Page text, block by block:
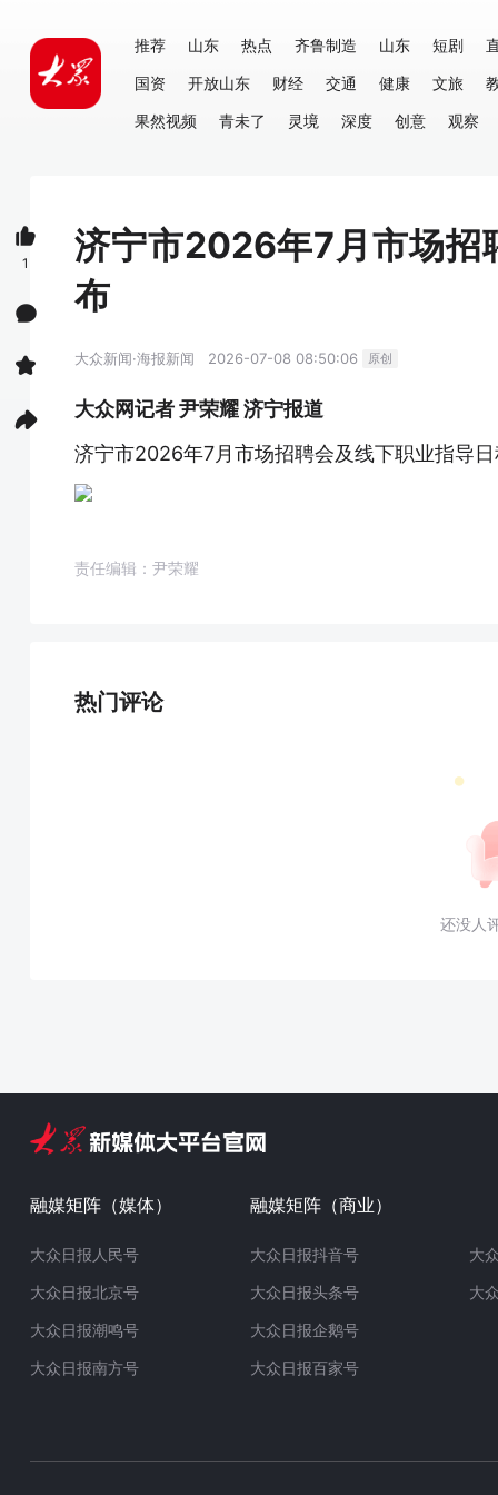
推荐 山东 热点 齐鲁制造 山东 短剧
国资
开放山东 财经 交通 健康 文旅
果然视频
青未了 灵境 深度 创意 观察
济宁市2026年7月市场招
布
大众新闻·海报新闻 2026-07-08 08:50:06 原创
大众网记者 尹荣耀 济宁报道
济宁市2026年7月市场招聘会及线下职业指导
责任编辑：尹荣耀
热门评论
还没人
1
融媒矩阵（媒体）
大众日报人民号
大众日报北京号
大众日报潮鸣号
大众日报南方号
融媒矩阵（商业）
大众日报抖音号
大众日报头条号
大众日报企鹅号
大众日报百家号
大
大